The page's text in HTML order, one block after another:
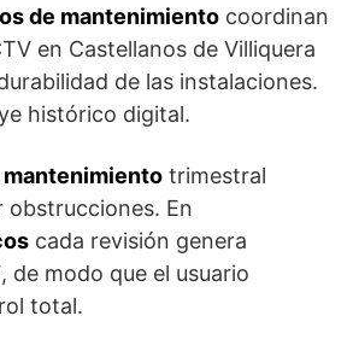
de mantenimiento coordinan
en Castellanos de Villiquera
de las instalaciones.
histórico digital.
mantenimiento trimestral
En
cada revisión genera
de modo que el usuario
total.